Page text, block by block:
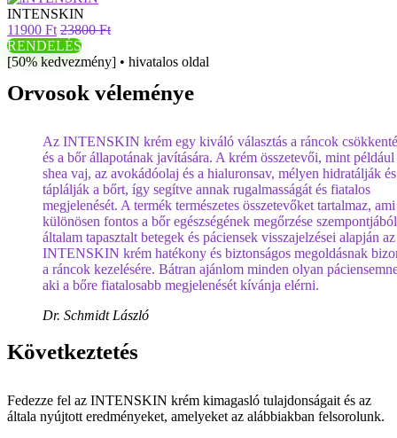
INTENSKIN
11900 Ft 23800 Ft
RENDELÉS
[50% kedvezmény] • hivatalos oldal
Orvosok véleménye
Az INTENSKIN krém egy kiváló választás a ráncok
és a bőr állapotának javítására. A krém összetevői, mint például
shea vaj, az avokádóolaj és a hialuronsav, mélyen hidratálják és
táplálják a bőrt, így segítve annak rugalmasságát és fiatalos
megjelenését. A termék természetes összetevőket tartalmaz, ami
különösen fontos a bőr egészségének megőrzése
általam tapasztalt betegek és páciensek visszajelzései alapján az
INTENSKIN krém hatékony és biztonságos megoldásnak
a ráncok kezelésére. Bátran ajánlom minden olyan
aki a bőre fiatalosabb megjelenését kívánja elérni.
Dr. Schmidt László
Következtetés
Fedezze fel az INTENSKIN krém kimagasló tulajdonságait és az
általa nyújtott eredményeket, amelyeket az alábbiakban felsorolunk.